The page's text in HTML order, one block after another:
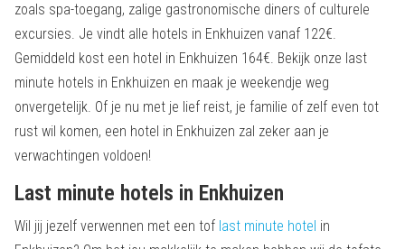
zoals spa-toegang, zalige gastronomische diners of culturele
excursies. Je vindt alle hotels in Enkhuizen vanaf 122€.
Gemiddeld kost een hotel in Enkhuizen 164€. Bekijk onze last
minute hotels in Enkhuizen en maak je weekendje weg
onvergetelijk. Of je nu met je lief reist, je familie of zelf even tot
rust wil komen, een hotel in Enkhuizen zal zeker aan je
verwachtingen voldoen!
Last minute hotels in Enkhuizen
Wil jij jezelf verwennen met een tof last minute hotel in